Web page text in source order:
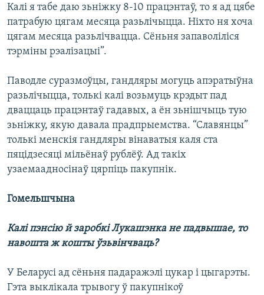
Калі я табе даю зьніжку 8-10 працэнтаў, то я ад цябе
патрабую цягам месяца разьлічыцца. Ніхто ня хоча
цягам месяца разьлічвацца. Сёньня запаволіліся
тэрміны рэалізацыі”.
Паводле суразмоўцы, гандляры могуць апэратыўна
разьлічыцца, толькі калі возьмуць крэдыт пад
дваццаць працэнтаў гадавых, а ён зьнішчыць тую
зьніжку, якую давала прадпрыемства. “Славянцы”
толькі менскія гандляры вінаватыя каля ста
пяцідзесяці мільёнаў рублёў. Ад такіх
узаемаадносінаў цярпіць пакупнік.
Гомельшчына
Калі пэнсію й заробкі Лукашэнка не падвышае, то
навошта ж кошты ўзьвінчваць?
У Беларусі ад сёньня падаражэлі цукар і цыгарэты.
Гэта выклікала трывогу ў пакупнікоў